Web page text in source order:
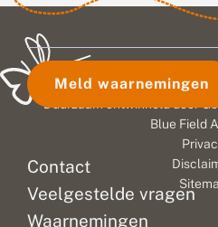
Contact
Veelgestelde vragen
Waarnemingen
Meld waarnemingen
© 2026
Duurzaam ontwikkeld door
Blue Field